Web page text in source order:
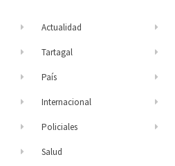
Actualidad
Tartagal
País
Internacional
Policiales
Salud